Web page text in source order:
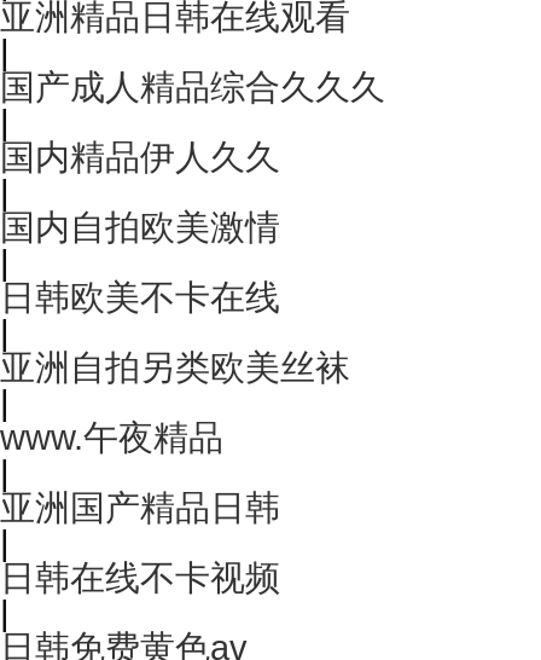
亚洲精品日韩在线观看
|
国产成人精品综合久久久
|
国内精品伊人久久
|
国内自拍欧美激情
|
日韩欧美不卡在线
|
亚洲自拍另类欧美丝袜
|
www.午夜精品
|
亚洲国产精品日韩
|
日韩在线不卡视频
|
日韩免费黄色av